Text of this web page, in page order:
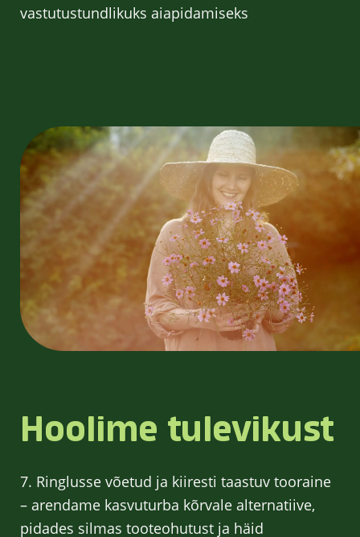
vastutustundlikuks aiapidamiseks
Hoolime tulevikust
7. Ringlusse võetud ja kiiresti taastuv tooraine
– arendame kasvuturba kõrvale alternatiive,
pidades silmas tooteohutust ja häid